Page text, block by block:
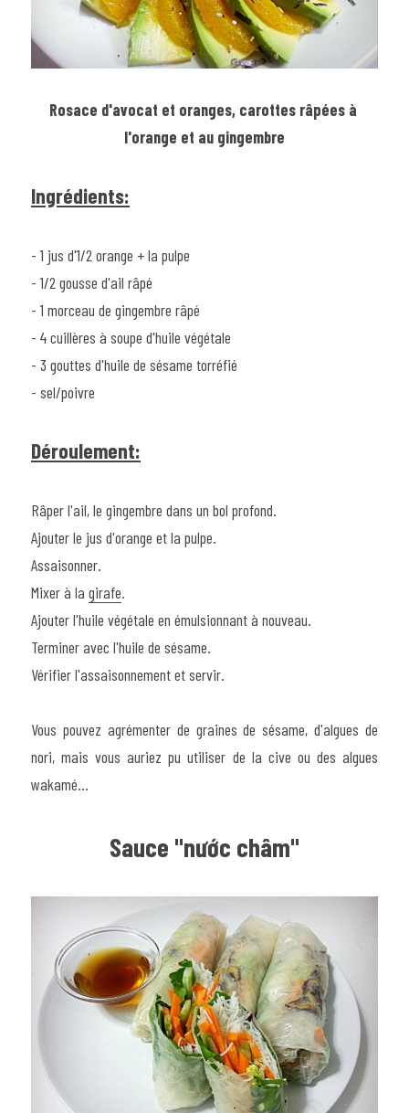
Rosace d'avocat et oranges, carottes râpées à
l'orange et au gingembre
Ingrédients:
- 1 jus d'1/2 orange + la pulpe
- 1/2 gousse d'ail râpé
- 1 morceau de gingembre râpé
- 4 cuillères à soupe d'huile végétale
- 3 gouttes d'huile de sésame torréfié
- sel/poivre
Déroulement:
Râper l'ail, le gingembre dans un bol profond.
Ajouter le jus d'orange et la pulpe.
Assaisonner.
Mixer à la girafe.
Ajouter l'huile végétale en émulsionnant à nouveau.
Terminer avec l'huile de sésame.
Vérifier l'assaisonnement et servir.
Vous pouvez agrémenter de graines de sésame, d'algues de
nori, mais vous auriez pu utiliser de la cive ou des algues
wakamé...
Sauce "nước châm"